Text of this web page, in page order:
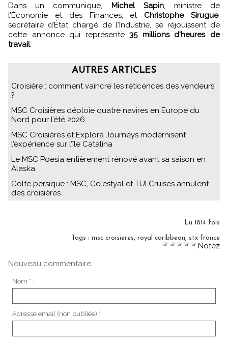
Dans un communiqué, Michel Sapin, ministre de
l’Économie et des Finances, et Christophe Sirugue,
secrétaire d’État chargé de l'Industrie, se réjouissent de
cette annonce qui représente35 millions d'heures de
travail.
AUTRES ARTICLES
Croisière : comment vaincre les réticences des vendeurs
?
MSC Croisières déploie quatre navires en Europe du
Nord pour l’été 2026
MSC Croisières et Explora Journeys modernisent
l’expérience sur l’île Catalina
Le MSC Poesia entièrement rénové avant sa saison en
Alaska
Golfe persique : MSC, Celestyal et TUI Cruises annulent
des croisières
Lu 1814 fois
Tags : msc croisieres royal caribbean stx france
Notez
Nouveau commentaire :
Nom * :
Adresse email (non publiée) * :